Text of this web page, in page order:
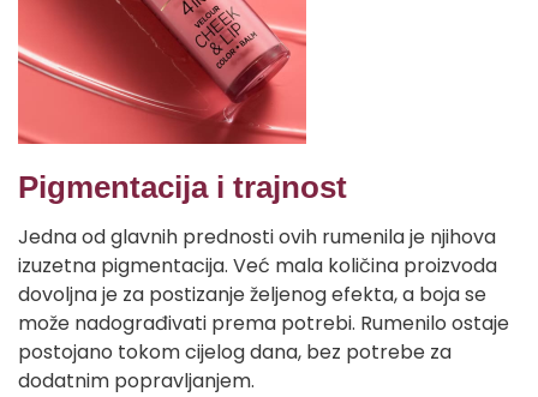
Pigmentacija i trajnost
Jedna od glavnih prednosti ovih rumenila je njihova
izuzetna pigmentacija. Već mala količina proizvoda
dovoljna je za postizanje željenog efekta, a boja se
može nadograđivati prema potrebi. Rumenilo ostaje
postojano tokom cijelog dana, bez potrebe za
dodatnim popravljanjem.